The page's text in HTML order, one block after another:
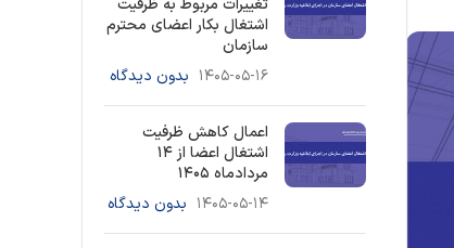
تغییرات مربوط به ظرفیت
اشتغال بکار اعضای محترم
سازمان
۱۴۰۵-۰۵-۱۶ بدون دیدگاه
اعمال کاهش ظرفیت
اشتغال اعضا از ۱۴
مردادماه ۱۴۰۵
۱۴۰۵-۰۵-۱۴ بدون دیدگاه